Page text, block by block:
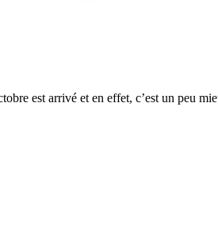
est arrivé et en effet, c’est un peu